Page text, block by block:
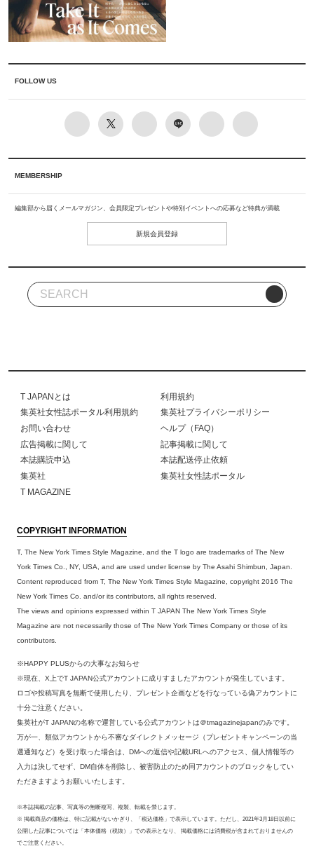
FOLLOW US
MEMBERSHIP
編集部から届くメールマガジン、会員限定プレゼントや特別イベントへの応募など特典が満載
新規会員登録
T JAPANとは
利用規約
集英社女性誌ポータル利用規約
集英社プライバシーポリシー
お問い合わせ
ヘルプ（FAQ）
広告掲載に関して
記事掲載に関して
本誌購読申込
本誌配送停止依頼
集英社
集英社女性誌ポータル
T MAGAZINE
COPYRIGHT INFORMATION
T, The New York Times Style Magazine, and the T logo are trademarks of The New
York Times Co., NY, USA, and are used under license by The Asahi Shimbun, Japan.
Content reproduced from T, The New York Times Style Magazine, copyright 2016 The
New York Times Co. and/or its contributors, all rights reserved.
The views and opinions expressed within T JAPAN The New York Times Style
Magazine are not necessarily those of The New York Times Company or those of its
contributors.
※HAPPY PLUSからの大事なお知らせ
※現在、X上でT JAPAN公式アカウントに成りすましたアカウントが発生しています。
ロゴや投稿写真を無断で使用したり、プレゼント企画などを行なっている偽アカウントに
十分ご注意ください。
集英社がT JAPANの名称で運営している公式アカウントは＠tmagazinejapanのみです。
万が一、類似アカウントから不審なダイレクトメッセージ（プレゼントキャンペーンの当
選通知など）を受け取った場合は、DMへの返信や記載URLへのアクセス、個人情報等の
入力は決してせず、DM自体を削除し、被害防止のため同アカウントのブロックをしてい
ただきますようお願いいたします。
※本誌掲載の記事、写真等の無断複写、複製、転載を禁じます。
※ 掲載商品の価格は、特に記載がないかぎり、「税込価格」で表示しています。ただし、2021年3月18日以前に
公開した記事については「本体価格（税抜）」での表示となり、 掲載価格には消費税が含まれておりませんの
でご注意ください。